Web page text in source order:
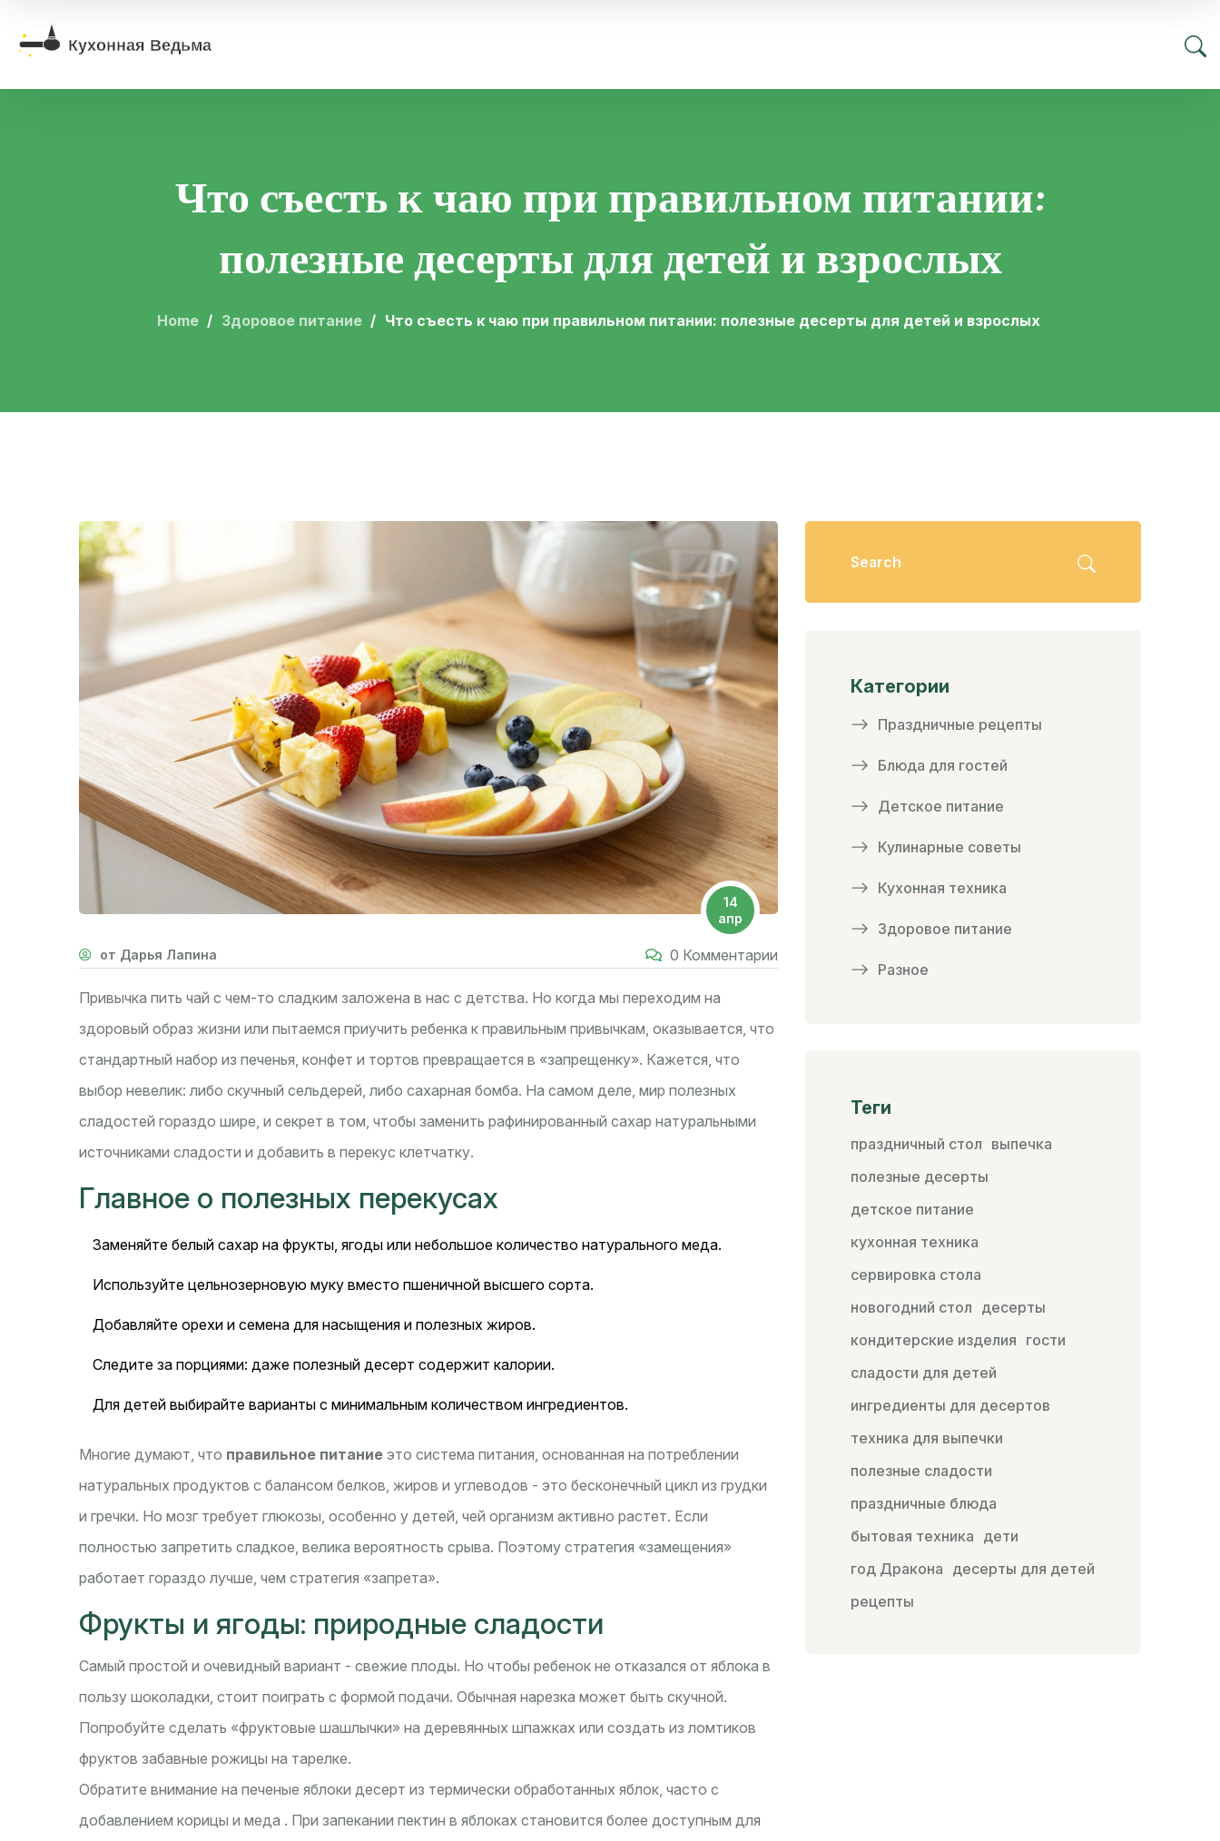
Что съесть к чаю при правильном питании:
полезные десерты для детей и взрослых
Home Здоровое питание Что съесть к чаю при правильном питании: полезные десерты для детей и взрослых
14
апр
от Дарья Лапина 0 Комментарии
Привычка пить чай с чем-то сладким заложена в нас с детства. Но когда мы переходим на
здоровый образ жизни или пытаемся приучить ребенка к правильным привычкам, оказывается, что
стандартный набор из печенья, конфет и тортов превращается в «запрещенку». Кажется, что
выбор невелик: либо скучный сельдерей, либо сахарная бомба. На самом деле, мир полезных
сладостей гораздо шире, и секрет в том, чтобы заменить рафинированный сахар натуральными
источниками сладости и добавить в перекус клетчатку.
Главное о полезных перекусах
Заменяйте белый сахар на фрукты, ягоды или небольшое количество натурального меда.
Используйте цельнозерновую муку вместо пшеничной высшего сорта.
Добавляйте орехи и семена для насыщения и полезных жиров.
Следите за порциями: даже полезный десерт содержит калории.
Для детей выбирайте варианты с минимальным количеством ингредиентов.
Многие думают, что правильное питание это система питания, основанная на потреблении
натуральных продуктов с балансом белков, жиров и углеводов - это бесконечный цикл из грудки
и гречки. Но мозг требует глюкозы, особенно у детей, чей организм активно растет. Если
полностью запретить сладкое, велика вероятность срыва. Поэтому стратегия «замещения»
работает гораздо лучше, чем стратегия «запрета».
Фрукты и ягоды: природные сладости
Самый простой и очевидный вариант - свежие плоды. Но чтобы ребенок не отказался от яблока в
пользу шоколадки, стоит поиграть с формой подачи. Обычная нарезка может быть скучной.
Попробуйте сделать «фруктовые шашлычки» на деревянных шпажках или создать из ломтиков
фруктов забавные рожицы на тарелке.
Обратите внимание на печеные яблоки десерт из термически обработанных яблок, часто с
добавлением корицы и меда . При запекании пектин в яблоках становится более доступным для
Категории
Праздничные рецепты
Блюда для гостей
Детское питание
Кулинарные советы
Кухонная техника
Здоровое питание
Разное
Теги
праздничный стол выпечка
полезные десерты
детское питание
кухонная техника
сервировка стола
новогодний стол десерты
кондитерские изделия гости
сладости для детей
ингредиенты для десертов
техника для выпечки
полезные сладости
праздничные блюда
бытовая техника дети
год Дракона десерты для детей
рецепты